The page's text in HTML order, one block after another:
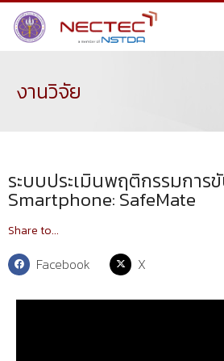
งานวิจัย
ระบบประเมินพฤติกรรมการ
Smartphone: SafeMate
Share to...
Facebook X